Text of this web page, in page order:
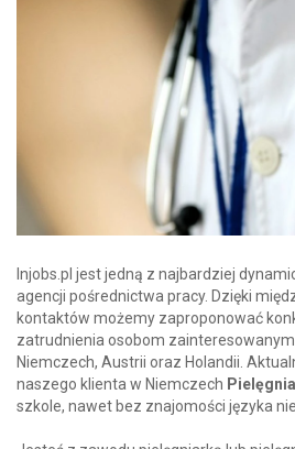
Injobs.pl jest jedną z najbardziej
agencji pośrednictwa pracy. Dzięki
kontaktów możemy zaproponować
zatrudnienia osobom
Niemczech, Austrii oraz Holandii.
naszego klienta w Niemczech
szkole, nawet bez znajomości języka